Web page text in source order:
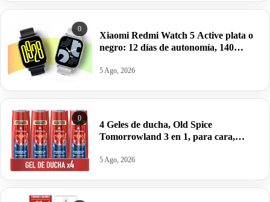
0
Xiaomi Redmi Watch 5 Active plata o
negro: 12 días de autonomía, 140
5 Ago, 2026
0
4 Geles de ducha, Old Spice
Tomorrowland 3 en 1, para cara,
5 Ago, 2026